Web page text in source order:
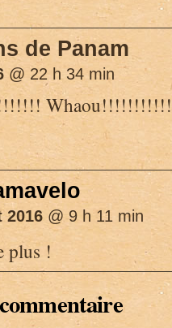
de Panam
@ 22 h 34 min
2016 @ 9 h 11 min
plus !